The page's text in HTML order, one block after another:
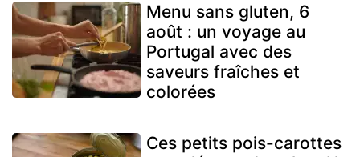
Menu sans gluten, 6
août : un voyage au
Portugal avec des
saveurs fraîches et
colorées
Ces petits pois-carottes